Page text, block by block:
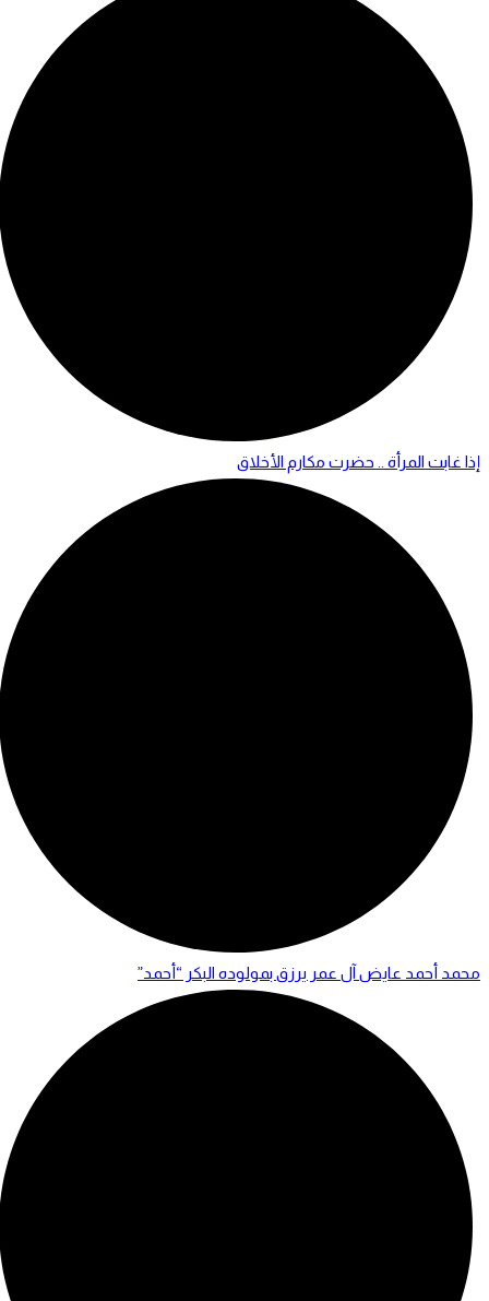
إذا غابت المرأة .. حضرت مكارم الأخلاق
محمد أحمد عايض آل عمر يرزق بمولوده البكر “أحمد”